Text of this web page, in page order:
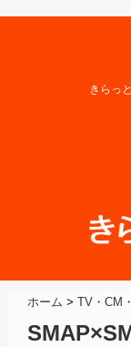
きらっ
ホーム > TV・CM